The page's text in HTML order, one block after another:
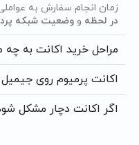
زمان انجام سفارش به
در لحظه و وضعیت شبکه
مراحل خرید اکانت به
اکانت پرمیوم روی
اگر اکانت دچار مشکل